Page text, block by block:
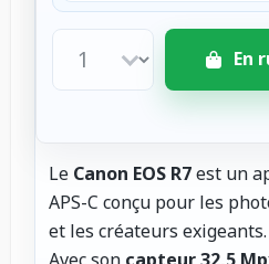
En
Le Canon EOS R7est un
APS-C conçu pour les
et les créateurs exigeants.